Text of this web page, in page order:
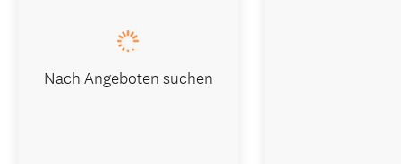
Nach Angeboten suchen